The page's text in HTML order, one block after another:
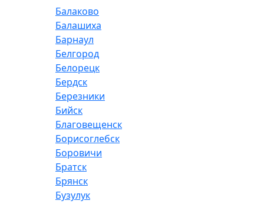
Балаково
Балашиха
Барнаул
Белгород
Белорецк
Бердск
Березники
Бийск
Благовещенск
Борисоглебск
Боровичи
Братск
Брянск
Бузулук